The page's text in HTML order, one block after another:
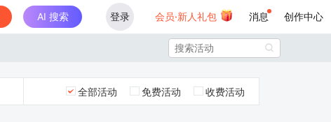
AI 搜索 登录 会员·新人礼包 消息 创作中心

全部活动 免费活动 收费活动